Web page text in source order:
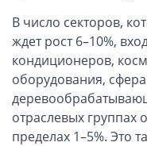
ОАЭ, Аджман (компания
Оффшоры на Сейшелах
Турция (компания и счёт)
Счёт и карта в Турции
В число секторов,
ждет рост 6–10%,
кондиционеров,
оборудования,
отраслевых группах
пределах 1–5%. Это